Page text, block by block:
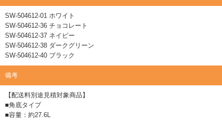
SW-504612-01 ホワイト
SW-504612-36 チョコレート
SW-504612-37 ネイビー
SW-504612-38 ダークグリーン
SW-504612-40 ブラック
備考
【配送料別途見積対象商品】
■角底タイプ
■容量：約27.6L